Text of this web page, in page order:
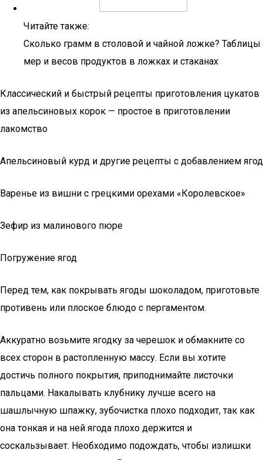
Читайте также:
Сколько грамм в столовой и чайной ложке? Таблицы
мер и весов продуктов в ложках и стаканах
Классический и быстрый рецепты приготовления цукатов
из апельсиновых корок — простое в приготовлении
лакомство
Апельсиновый курд и другие рецепты с добавлением ягод
Варенье из вишни с грецкими орехами «Королевское»
Зефир из малинового пюре
Погружение ягод
Перед тем, как покрывать ягоды шоколадом, приготовьте
противень или плоское блюдо с пергаментом.
Аккуратно возьмите ягодку за черешок и обмакните со
всех сторон в растопленную массу. Если вы хотите
достичь полного покрытия, приподнимайте листочки
пальцами. Накалывать клубнику лучше всего на
шашлычную шпажку, зубочистка плохо подходит, так как
она тонкая и на ней ягода плохо держится и
соскальзывает. Необходимо подождать, чтобы излишки